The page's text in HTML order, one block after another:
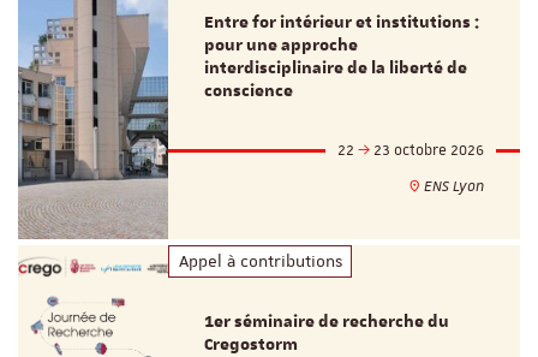
Entre for intérieur et institutions :
pour une approche
interdisciplinaire de la liberté de
conscience
22
23 octobre 2026
ENS Lyon
Appel à contributions
1er séminaire de recherche du
Cregostorm